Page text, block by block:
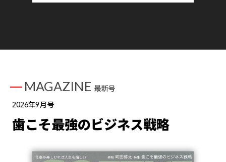
MAGAZINE 最新号
2026年9月号
歯こそ最強のビジネス戦略